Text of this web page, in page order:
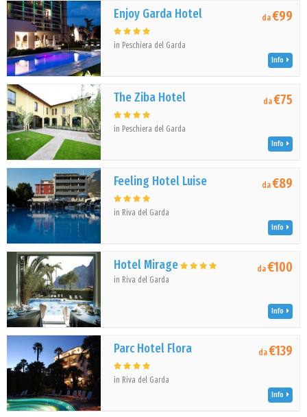
Enjoy Garda Hotel
in Peschiera del Garda
da€99
Info
The Ziba Hotel
in Peschiera del Garda
da€75
Info
Feeling Hotel Luise
in Riva del Garda
da€89
Info
Hotel Mirage
in Riva del Garda
da€100
Info
Parc Hotel Flora
in Riva del Garda
da€139
Info